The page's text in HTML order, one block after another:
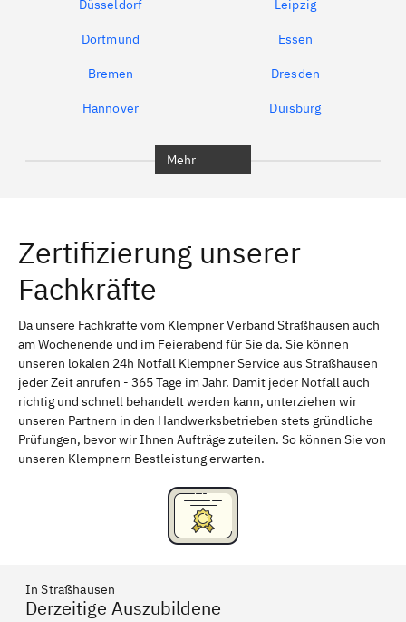
Düsseldorf Leipzig
Dortmund Essen
Bremen Dresden
Hannover Duisburg
Erlangen Bamberg
Bayreuth
Schweinfurt Passau
Freising Rudelsdorf, Mittelfranken
Mehr
Zertifizierung unserer
Fachkräfte
Da unsere Fachkräfte vom Klempner Verband Straßhausen auch
am Wochenende und im Feierabend für Sie da. Sie können
unseren lokalen 24h Notfall Klempner Service aus Straßhausen
jeder Zeit anrufen - 365 Tage im Jahr. Damit jeder Notfall auch
richtig und schnell behandelt werden kann, unterziehen wir
unseren Partnern in den Handwerksbetrieben stets gründliche
Prüfungen, bevor wir Ihnen Aufträge zuteilen. So können Sie von
unseren Klempnern Bestleistung erwarten.
In Straßhausen
Derzeitige Auszubildene